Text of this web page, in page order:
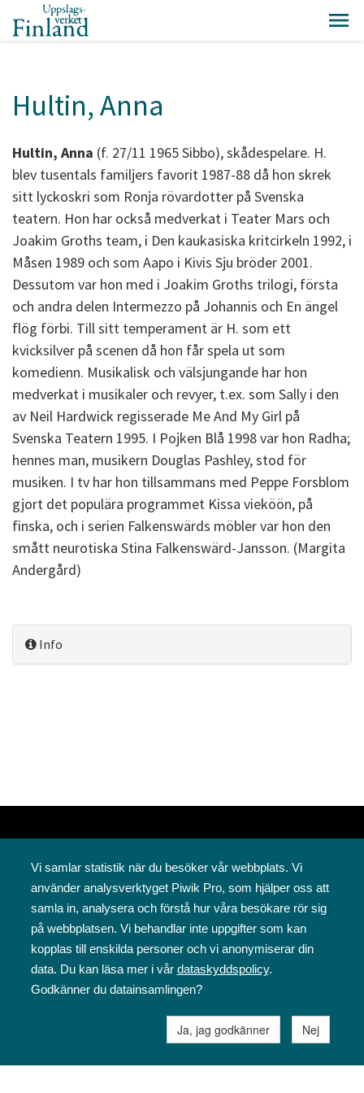
Hultin, Anna
Hultin, Anna (f. 27/11 1965 Sibbo), skådespelare. H.
blev tusentals familjers favorit 1987-88 då hon skrek
sitt lyckoskri som Ronja rövardotter på Svenska
teatern. Hon har också medverkat i Teater Mars och
Joakim Groths team, i Den kaukasiska kritcirkeln 1992, i
Måsen 1989 och som Aapo i Kivis Sju bröder 2001.
Dessutom var hon med i Joakim Groths trilogi, första
och andra delen Intermezzo på Johannis och En ängel
flög förbi. Till sitt temperament är H. som ett
kvicksilver på scenen då hon får spela ut som
komedienn. Musikalisk och välsjungande har hon
medverkat i musikaler och revyer, t.ex. som Sally i den
av Neil Hardwick regisserade Me And My Girl på
Svenska Teatern 1995. I Pojken Blå 1998 var hon Radha;
hennes man, musikern Douglas Pashley, stod för
musiken. I tv har hon tillsammans med Peppe Forsblom
gjort det populära programmet Kissa vieköön, på
finska, och i serien Falkenswärds möbler var hon den
smått neurotiska Stina Falkenswärd-Jansson. (Margita
Andergård)
Info
Svenska folkskolans vänner rf
Annegatan 12
00120 Helsingfors
09 6844 570
sfv@sfv.fi
Vi samlar statistik när du besöker vår webbplats. Vi
använder analysverktyget Piwik Pro, som hjälper oss att
samla in, analysera och förstå hur våra besökare rör sig
på webbplatsen. Vi behandlar inte uppgifter som kan
kopplas till enskilda personer och vi anonymiserar din
data. Du kan läsa mer i vår dataskyddspolicy.
Godkänner du datainsamlingen?
Ja, jag godkänner Nej